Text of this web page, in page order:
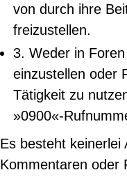
von durch ihre
freizustellen.
3. Weder in
einzustellen oder
Tätigkeit zu
»0900«-
Es besteht keinerlei
Kommentaren oder